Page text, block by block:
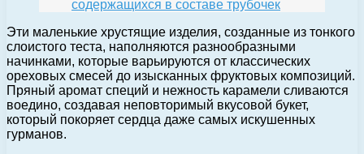
содержащихся в составе трубочек
Эти маленькие хрустящие изделия, созданные из тонкого
слоистого теста, наполняются разнообразными
начинками, которые варьируются от классических
ореховых смесей до изысканных фруктовых композиций.
Пряный аромат специй и нежность карамели сливаются
воедино, создавая неповторимый вкусовой букет,
который покоряет сердца даже самых искушенных
гурманов.